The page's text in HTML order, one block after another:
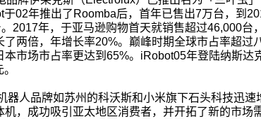
02年推出了Roomba后，首年已售出7万台，到
2017年，于亚马逊购物首天就销售超过46,000台
了两倍，年增长率20%。巅峰时期全球市占率超过
本市场市占率更达到65%。iRobot05年登陆纳斯达
器人品牌如苏州的科沃斯和小米旗下石头科技迅速
机，成功吸引亚太地区消费者，并开拓了新的市场